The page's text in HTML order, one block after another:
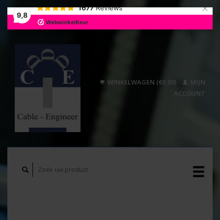
9,8
1677 Reviews ×
WINKELWAGEN (€0,00)
MIJN
ACCOUNT